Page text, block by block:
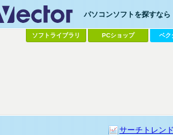
パソコンソフトを探すなら
ソフトライブラリ PCショップ ベク
サーチトレンド